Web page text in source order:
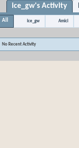
ice_gw's Activity
All ice_gw Amici
No Recent Activity